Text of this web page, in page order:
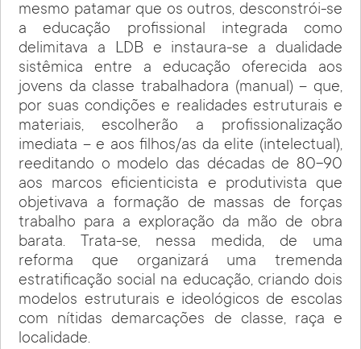
mesmo patamar que os outros, desconstrói-se
a educação profissional integrada como
delimitava a LDB e instaura-se a dualidade
sistêmica entre a educação oferecida aos
jovens da classe trabalhadora (manual) – que,
por suas condições e realidades estruturais e
materiais, escolherão a profissionalização
imediata – e aos filhos/as da elite (intelectual),
reeditando o modelo das décadas de 80-90
aos marcos eficienticista e produtivista que
objetivava a formação de massas de forças
trabalho para a exploração da mão de obra
barata. Trata-se, nessa medida, de uma
reforma que organizará uma tremenda
estratificação social na educação, criando dois
modelos estruturais e ideológicos de escolas
com nítidas demarcações de classe, raça e
localidade.